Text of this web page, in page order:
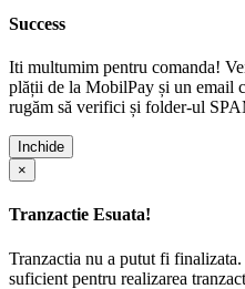
Success
Iti multumim pentru comanda!
plății de la MobilPay și un email
rugăm să verifici și folder-ul
Inchide
×
Tranzactie Esuata!
Tranzactia nu a putut fi
suficient pentru realizarea